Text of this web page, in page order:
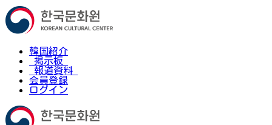
韓国紹介
掲示板
報道資料
会員登録
ログイン